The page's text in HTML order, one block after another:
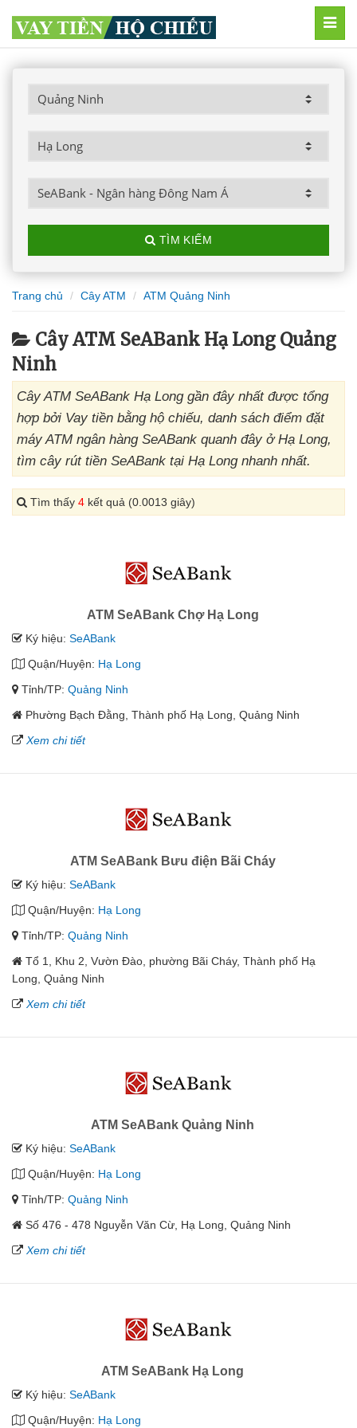
TÌM KIẾM
Trang chủ Cây ATM ATM Quảng Ninh
Cây ATM SeABank Hạ Long Quảng
Ninh
Cây ATM SeABank Hạ Long gần đây nhất được tổng
hợp bởi Vay tiền bằng hộ chiếu, danh sách điểm đặt
máy ATM ngân hàng SeABank quanh đây ở Hạ Long,
tìm cây rút tiền SeABank tại Hạ Long nhanh nhất.
Tìm thấy 4 kết quả (0.0013 giây)
ATM SeABank Chợ Hạ Long
Ký hiệu: SeABank
Quận/Huyện: Hạ Long
Tỉnh/TP: Quảng Ninh
Phường Bạch Đằng, Thành phố Hạ Long, Quảng Ninh
Xem chi tiết
ATM SeABank Bưu điện Bãi Cháy
Ký hiệu: SeABank
Quận/Huyện: Hạ Long
Tỉnh/TP: Quảng Ninh
Tổ 1, Khu 2, Vườn Đào, phường Bãi Cháy, Thành phố Hạ
Long, Quảng Ninh
Xem chi tiết
ATM SeABank Quảng Ninh
Ký hiệu: SeABank
Quận/Huyện: Hạ Long
Tỉnh/TP: Quảng Ninh
Số 476 - 478 Nguyễn Văn Cừ, Hạ Long, Quảng Ninh
Xem chi tiết
ATM SeABank Hạ Long
Ký hiệu: SeABank
Quận/Huyện: Hạ Long